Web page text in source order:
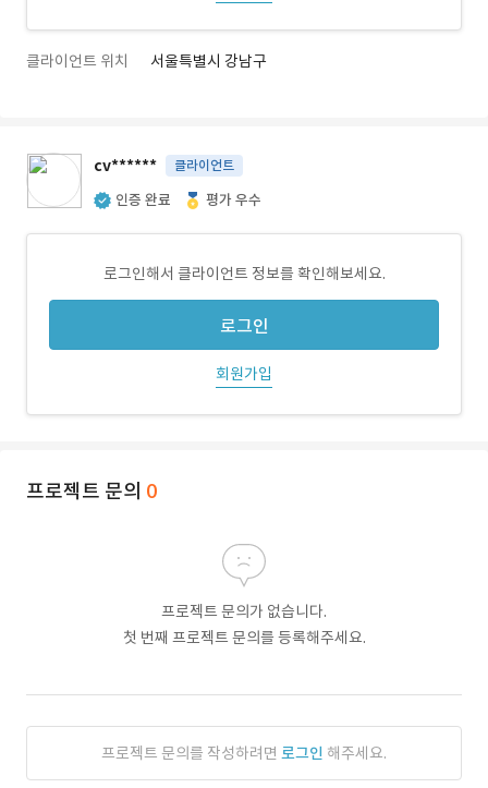
클라이언트 위치 서울특별시 강남구
cv****** 클라이언트
인증 완료 평가 우수
로그인해서 클라이언트 정보를 확인해보세요.
로그인
회원가입
프로젝트 문의 0
프로젝트 문의가 없습니다.
첫 번째 프로젝트 문의를 등록해주세요.
프로젝트 문의를 작성하려면 로그인 해주세요.